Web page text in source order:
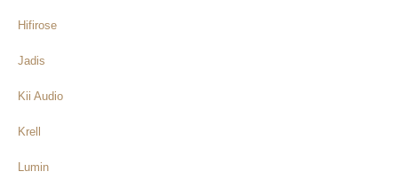
Hifirose
Jadis
Kii Audio
Krell
Lumin